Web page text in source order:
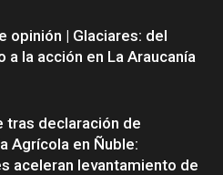
opinión | Glaciares: del
a la acción en La Araucanía
tras declaración de
Agrícola en Ñuble:
aceleran levantamiento de